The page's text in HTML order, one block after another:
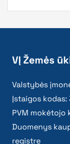
VĮ Žemės
Valstybės
Įstaigos kodas:
PVM mokėtojo
Duomenys
registre